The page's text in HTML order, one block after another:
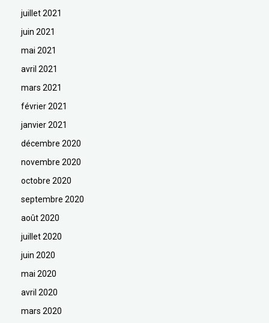
juillet 2021
juin 2021
mai 2021
avril 2021
mars 2021
février 2021
janvier 2021
décembre 2020
novembre 2020
octobre 2020
septembre 2020
août 2020
juillet 2020
juin 2020
mai 2020
avril 2020
mars 2020